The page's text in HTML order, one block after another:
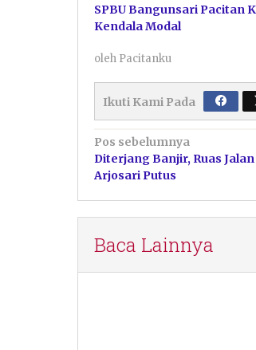
SPBU Bangunsari Pacitan
Kendala Modal
oleh Pacitanku
Ikuti Kami Pada
Navigasi
pos
Pos sebelumnya
Diterjang Banjir, Ruas
Arjosari Putus
Baca Lainnya